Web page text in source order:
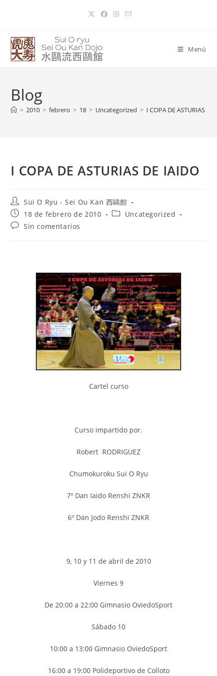
Menú
Blog
> 2010 > febrero > 18 > Uncategorized > I COPA DE ASTURIAS
I COPA DE ASTURIAS DE IAIDO
Sui O Ryu - Sei Ou Kan 西鷗館
18 de febrero de 2010
Uncategorized
Sin comentarios
Cartel curso
Curso impartido por.
Robert RODRIGUEZ
Chumokuroku Sui O Ryu
7º Dan Iaido Renshi ZNKR
6º Dan Jodo Renshi ZNKR
9, 10 y 11 de abril de 2010
Viernes 9
De 20:00 a 22:00 Gimnasio OviedoSport
Sábado 10
10:00 a 13:00 Gimnasio OviedoSport
16:00 a 19:00 Polideportivo de Colloto